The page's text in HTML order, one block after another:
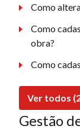
Como
Como
obra?
Como
Ver todos
Gestão